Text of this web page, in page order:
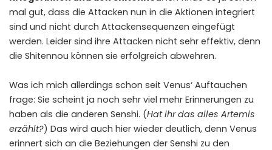
mal gut, dass die Attacken nun in die Aktionen integriert
sind und nicht durch Attackensequenzen eingefügt
werden. Leider sind ihre Attacken nicht sehr effektiv, denn
die Shitennou können sie erfolgreich abwehren.
Was ich mich allerdings schon seit Venus‘ Auftauchen
frage: Sie scheint ja noch sehr viel mehr Erinnerungen zu
haben als die anderen Senshi. (Hat ihr das alles Artemis
erzählt?) Das wird auch hier wieder deutlich, denn Venus
erinnert sich an die Beziehungen der Senshi zu den